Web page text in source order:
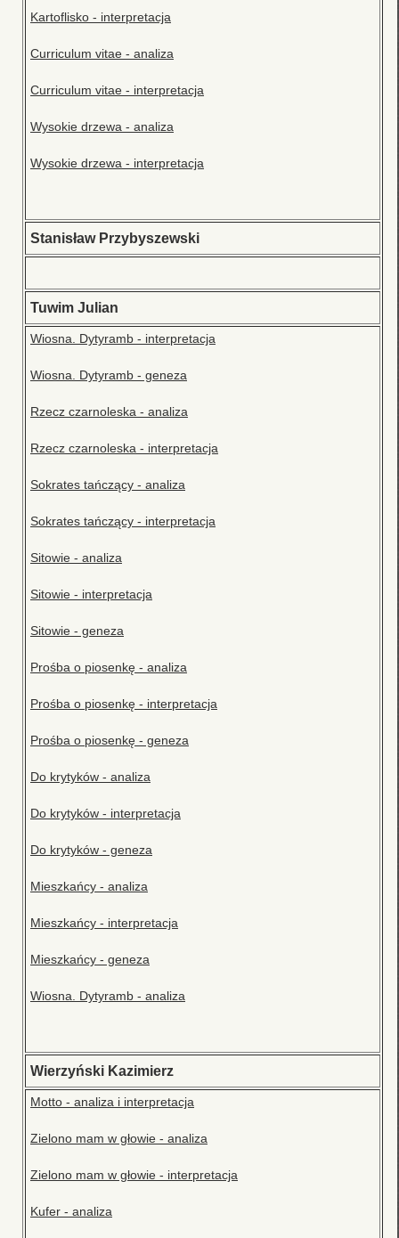
Kartoflisko - interpretacja
Curriculum vitae - analiza
Curriculum vitae - interpretacja
Wysokie drzewa - analiza
Wysokie drzewa - interpretacja
Stanisław Przybyszewski
Tuwim Julian
Wiosna. Dytyramb - interpretacja
Wiosna. Dytyramb - geneza
Rzecz czarnoleska - analiza
Rzecz czarnoleska - interpretacja
Sokrates tańczący - analiza
Sokrates tańczący - interpretacja
Sitowie - analiza
Sitowie - interpretacja
Sitowie - geneza
Prośba o piosenkę - analiza
Prośba o piosenkę - interpretacja
Prośba o piosenkę - geneza
Do krytyków - analiza
Do krytyków - interpretacja
Do krytyków - geneza
Mieszkańcy - analiza
Mieszkańcy - interpretacja
Mieszkańcy - geneza
Wiosna. Dytyramb - analiza
Wierzyński Kazimierz
Motto - analiza i interpretacja
Zielono mam w głowie - analiza
Zielono mam w głowie - interpretacja
Kufer - analiza